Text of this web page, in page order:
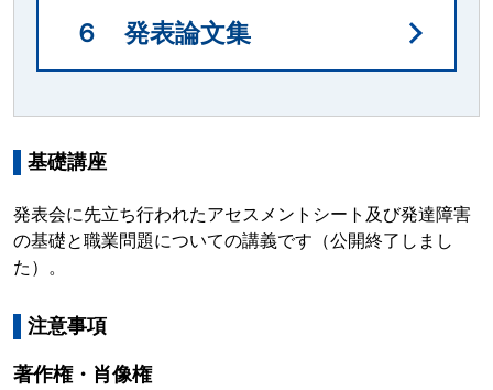
６ 発表論文集
基礎講座
発表会に先立ち行われたアセスメントシート及び発達障害
の基礎と職業問題についての講義です（公開終了しまし
た）。
注意事項
著作権・肖像権